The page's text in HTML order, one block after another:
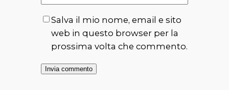
Salva il mio nome, email e sito
web in questo browser per la
prossima volta che commento.